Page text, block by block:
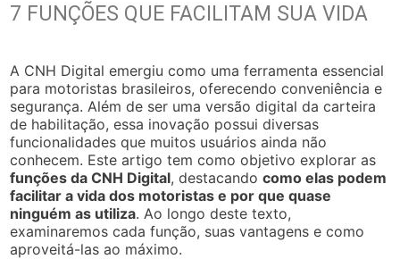
7 FUNÇÕES QUE FACILITAM SUA VIDA
A CNH Digital emergiu como uma ferramenta essencial
para motoristas brasileiros, oferecendo conveniência e
segurança. Além de ser uma versão digital da carteira
de habilitação, essa inovação possui diversas
funcionalidades que muitos usuários ainda não
conhecem. Este artigo tem como objetivo explorar as
funções da CNH Digital, destacandocomo elas podem
facilitar a vida dos motoristas e por que quase
ninguém as utiliza. Ao longo deste texto,
examinaremos cada função, suas vantagens e como
aproveitá-las ao máximo.